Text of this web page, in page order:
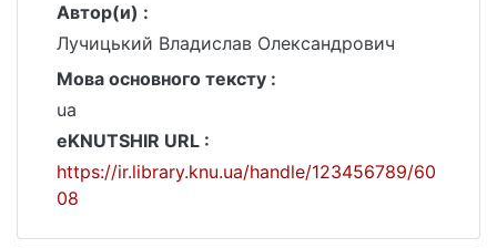
Автор(и) :
Лучицький Владислав Олександрович
Мова основного тексту :
ua
eKNUTSHIR URL :
https://ir.library.knu.ua/handle/123456789/60
08